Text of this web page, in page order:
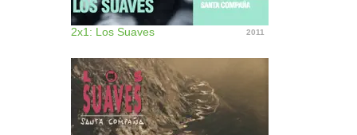
2x1: Los Suaves 2011